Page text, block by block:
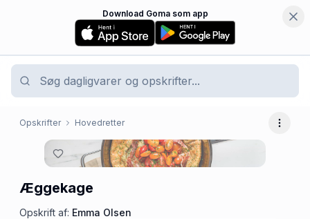
Download Goma som app
Opskrifter Hovedretter Flere
Æggekage
Opskrift af: Emma Olsen